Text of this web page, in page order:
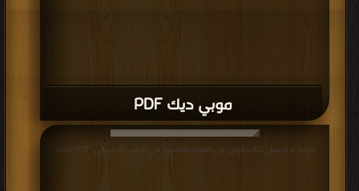
موبي ديك PDF
قراءة و تحميل كتاب الوان من القصة القصيرة فى الادب الامريكى PDF مجانا